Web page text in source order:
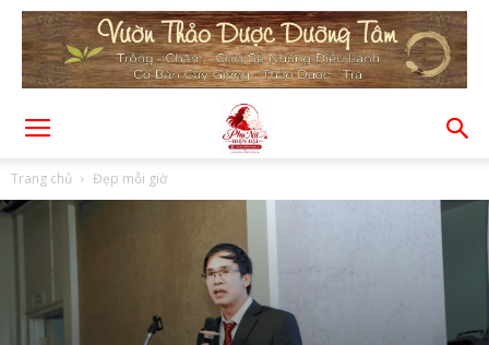
Trang chủ Đẹp mỗi giờ